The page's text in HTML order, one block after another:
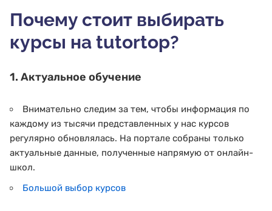
Почему стоит выбирать
курсы на tutortop?
1. Актуальное обучение
Внимательно следим за тем, чтобы информация по
каждому из тысячи представленных у нас курсов
регулярно обновлялась. На портале собраны только
актуальные данные, полученные напрямую от онлайн-
школ.
Большой выбор курсов